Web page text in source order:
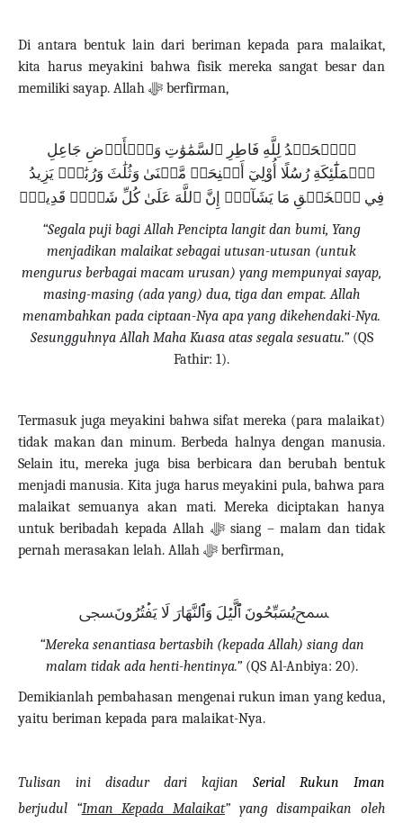
Di antara bentuk lain dari beriman kepada para malaikat,
kita harus meyakini bahwa fisik mereka sangat besar dan
memiliki sayap. Allah ﷻ berfirman,
ﵟٱلۡحَمۡدُ لِلَّهِ فَاطِرِ ٱلسَّمَٰوَٰتِ وَٱلۡأَرۡضِ جَاعِلِ
ٱلۡمَلَٰٓئِكَةِ رُسُلًا أُوْلِيٓ أَجۡنِحَةٖ مَّثۡنَىٰ وَثُلَٰثَ وَرُبَٰعَۚ يَزِيدُ
فِي ٱلۡخَلۡقِ مَا يَشَآءُۚ إِنَّ ٱللَّهَ عَلَىٰ كُلِّ شَيۡءٖ قَدِيرٞﵞ
“Segala puji bagi Allah Pencipta langit dan bumi, Yang
menjadikan malaikat sebagai utusan-utusan (untuk
mengurus berbagai macam urusan) yang mempunyai sayap,
masing-masing (ada yang) dua, tiga dan empat.Allah
menambahkan pada ciptaan-Nya apa yang dikehendaki-Nya.
Sesungguhnya Allah Maha Kuasa atas segala sesuatu.”(QS
Fathir: 1).
Termasuk juga meyakini bahwa sifat mereka (para malaikat)
tidak makan dan minum. Berbeda halnya dengan manusia.
Selain itu, mereka juga bisa berbicara dan berubah bentuk
menjadi manusia. Kita juga harus meyakini pula, bahwa para
malaikat semuanya akan mati. Mereka diciptakan hanya
untuk beribadah kepada Allah ﷻ siang – malam dan tidak
pernah merasakan lelah. Allah ﷻ berfirman,
ﵟيُسَبِّحُونَ ٱلَّيۡلَ وَٱلنَّهَارَ لَا يَفۡتُرُونَﵞ
“Mereka senantiasa bertasbih (kepada Allah) siang dan
malam tidak ada henti-hentinya.”(QS Al-Anbiya: 20).
Demikianlah pembahasan mengenai rukun iman yang kedua,
yaitu beriman kepada para malaikat-Nya.
Tulisan ini disadur dari kajian Serial Rukun Iman
berjudul “Iman Kepada Malaikat” yang disampaikan oleh